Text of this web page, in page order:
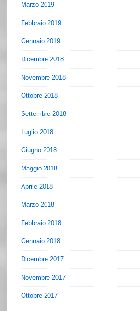
Marzo 2019
Febbraio 2019
Gennaio 2019
Dicembre 2018
Novembre 2018
Ottobre 2018
Settembre 2018
Luglio 2018
Giugno 2018
Maggio 2018
Aprile 2018
Marzo 2018
Febbraio 2018
Gennaio 2018
Dicembre 2017
Novembre 2017
Ottobre 2017